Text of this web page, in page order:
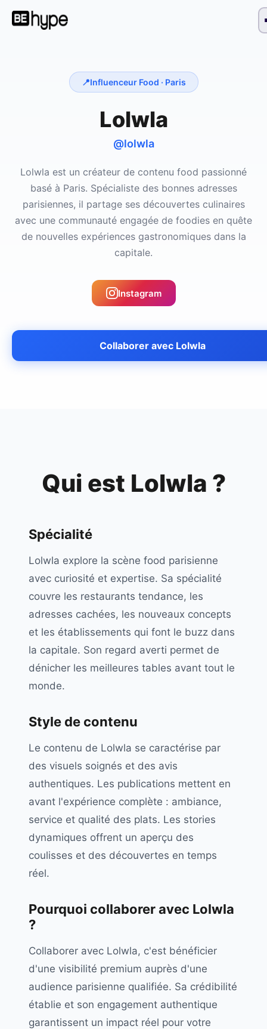
📍Influenceur Food · Paris
Lolwla
@lolwla
Lolwla est un créateur de contenu food passionné
basé à Paris. Spécialiste des bonnes adresses
parisiennes, il partage ses découvertes culinaires
avec une communauté engagée de foodies en quête
de nouvelles expériences gastronomiques dans la
capitale.
Instagram
Collaborer avec Lolwla
Qui est Lolwla ?
Spécialité
Lolwla explore la scène food parisienne
avec curiosité et expertise. Sa spécialité
couvre les restaurants tendance, les
adresses cachées, les nouveaux concepts
et les établissements qui font le buzz dans
la capitale. Son regard averti permet de
dénicher les meilleures tables avant tout le
monde.
Style de contenu
Le contenu de Lolwla se caractérise par
des visuels soignés et des avis
authentiques. Les publications mettent en
avant l'expérience complète : ambiance,
service et qualité des plats. Les stories
dynamiques offrent un aperçu des
coulisses et des découvertes en temps
réel.
Pourquoi collaborer avec Lolwla
?
Collaborer avec Lolwla, c'est bénéficier
d'une visibilité premium auprès d'une
audience parisienne qualifiée. Sa crédibilité
établie et son engagement authentique
garantissent un impact réel pour votre